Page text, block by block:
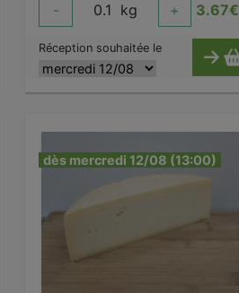
- 0.1 kg + 3.67€
Réception souhaitée le
dès mercredi 12/08 (13:00)